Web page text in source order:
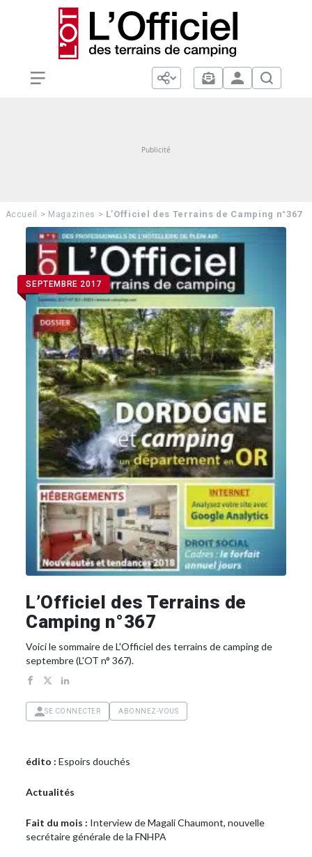
Accueil > Magazines > L’Officiel des Terrains de Camping n°367
SEPTEMBRE 2017
L’Officiel des Terrains de
Camping n°367
Voici le sommaire de L'Officiel des terrains de camping de
septembre (L'OT n° 367).
SE CONNECTER ABONNEZ-VOUS
édito : Espoirs douchés
Actualités
Fait du mois : Interview de Magali Chaumont, nouvelle
secrétaire générale de la FNHPA